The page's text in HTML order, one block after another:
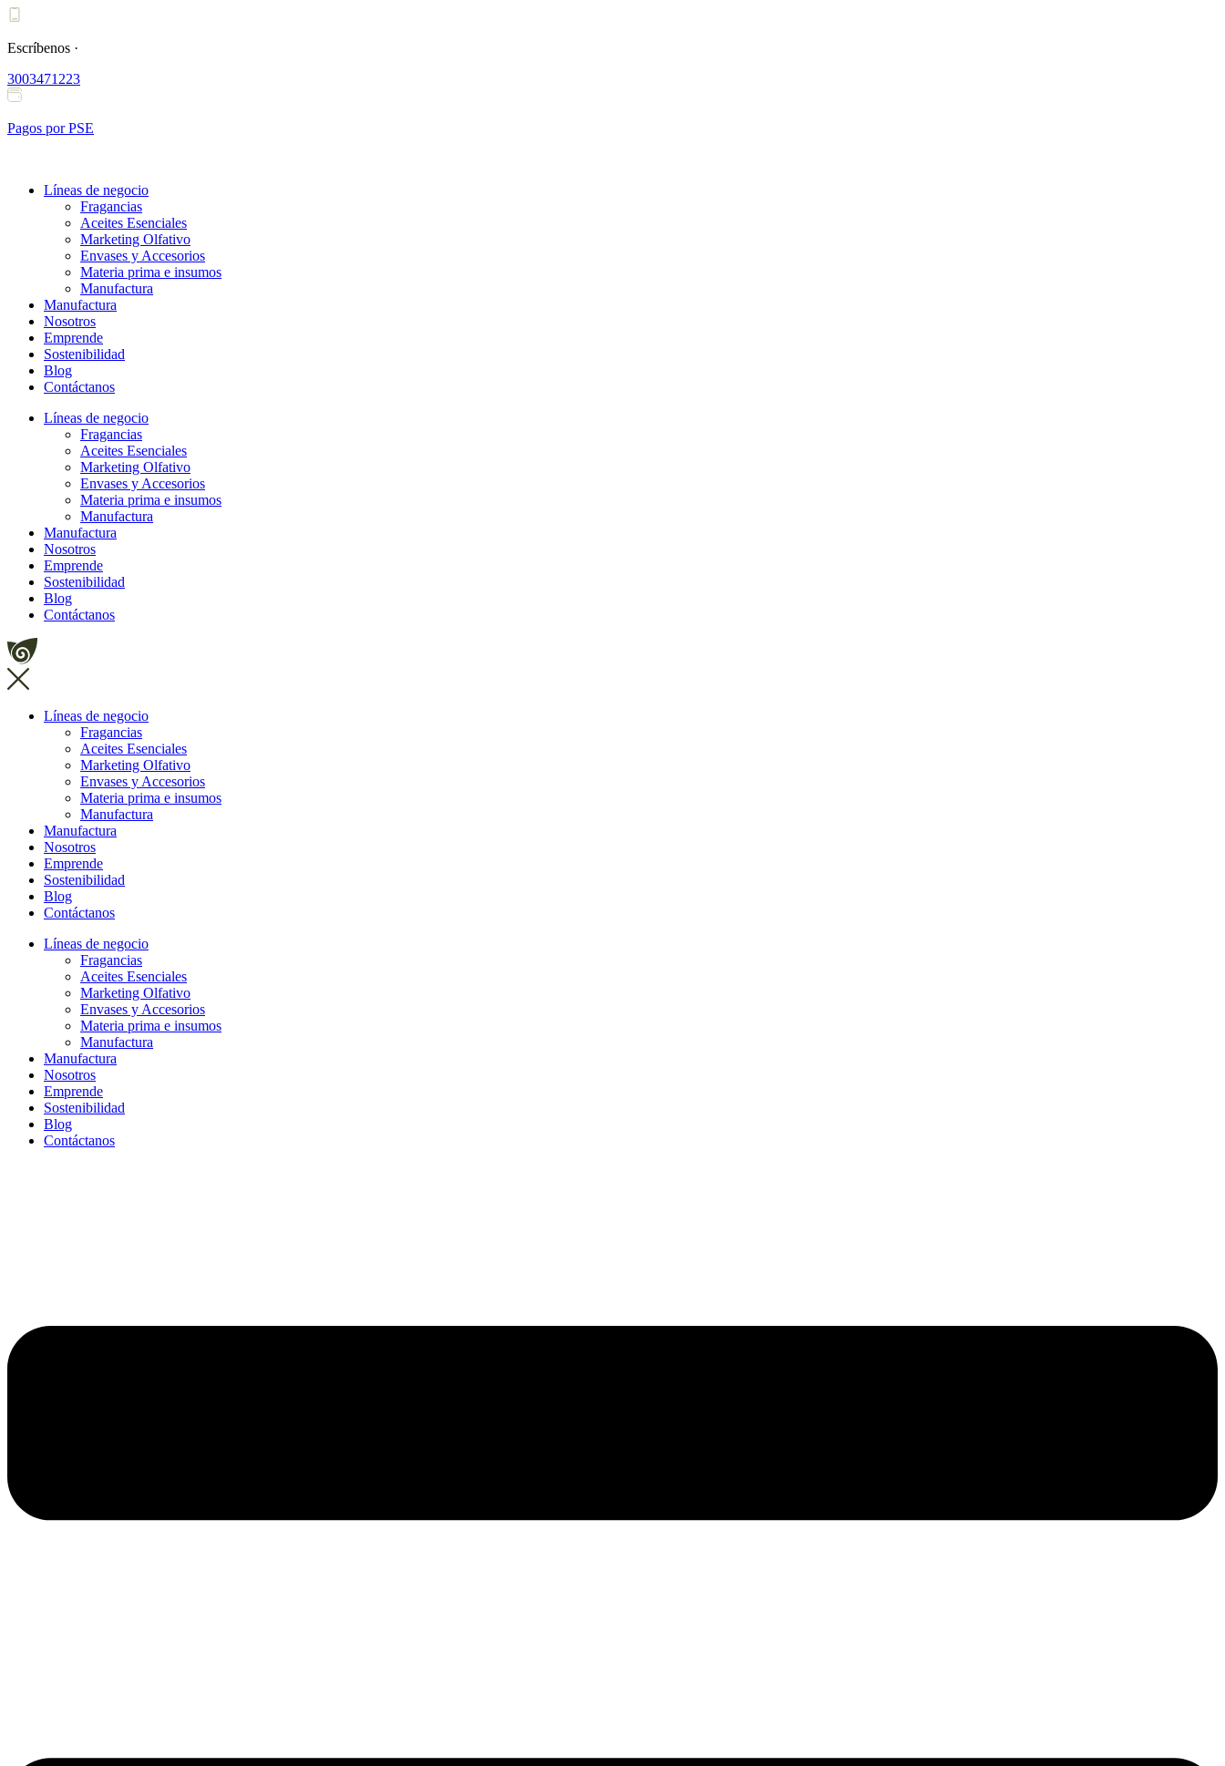
Ir
contenido
Escríbenos ·
3003471223
Pagos por PSE
Líneas de negocio
Fragancias
Aceites Esenciales
Marketing Olfativo
Envases y Accesorios
Materia prima e insumos
Manufactura
Manufactura
Nosotros
Emprende
Sostenibilidad
Blog
Contáctanos
Líneas de negocio
Fragancias
Aceites Esenciales
Marketing Olfativo
Envases y Accesorios
Materia prima e insumos
Manufactura
Manufactura
Nosotros
Emprende
Sostenibilidad
Blog
Contáctanos
Líneas de negocio
Fragancias
Aceites Esenciales
Marketing Olfativo
Envases y Accesorios
Materia prima e insumos
Manufactura
Manufactura
Nosotros
Emprende
Sostenibilidad
Blog
Contáctanos
Líneas de negocio
Fragancias
Aceites Esenciales
Marketing Olfativo
Envases y Accesorios
Materia prima e insumos
Manufactura
Manufactura
Nosotros
Emprende
Sostenibilidad
Blog
Contáctanos